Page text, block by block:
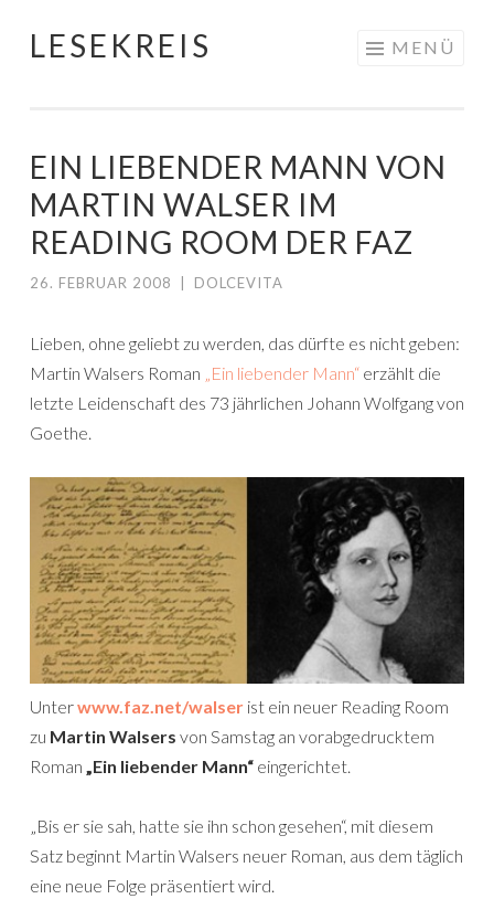
Springe
LESEKREIS MENÜ
EIN LIEBENDER MANN VON
MARTIN WALSER IM
READING ROOM DER FAZ
26. FEBRUAR 2008 DOLCEVITA
Lieben, ohne geliebt zu werden, das dürfte es nicht geben:
Martin Walsers Roman „Ein liebender Mann“ erzählt die
letzte Leidenschaft des 73 jährlichen Johann Wolfgang von
Goethe.
Unterwww.faz.net/walser ist ein neuer Reading Room
zu Martin Walsers von Samstag an vorabgedrucktem
Roman „Ein liebender Mann“ eingerichtet.
„Bis er sie sah, hatte sie ihn schon gesehen“, mit diesem
Satz beginnt Martin Walsers neuer Roman, aus dem täglich
eine neue Folge präsentiert wird.